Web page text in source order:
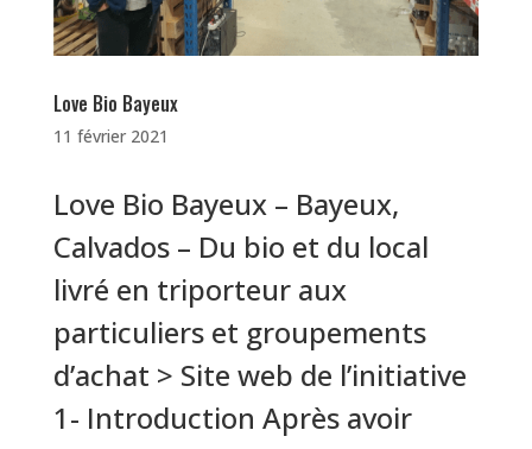
Love Bio Bayeux
11 février 2021
Love Bio Bayeux – Bayeux,
Calvados – Du bio et du local
livré en triporteur aux
particuliers et groupements
d’achat > Site web de l’initiative
1- Introduction Après avoir